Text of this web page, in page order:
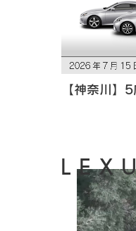
【神奈川】